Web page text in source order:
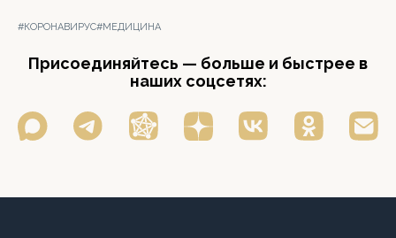
#КОРОНАВИРУС#МЕДИЦИНА
Присоединяйтесь — больше и быстрее в
наших соцсетях: